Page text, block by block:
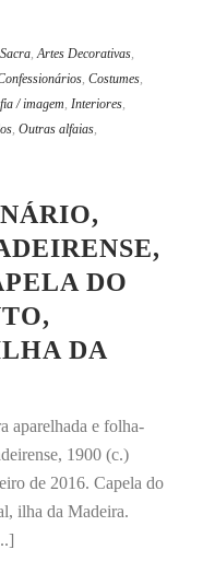
,Artes Decorativas,
, Costumes,
/ imagem, Interiores,
, Outras alfaias,
DO
DA
aparelhada e folha-
1900 (c.)
de 2016. Capela do
ilha da Madeira.